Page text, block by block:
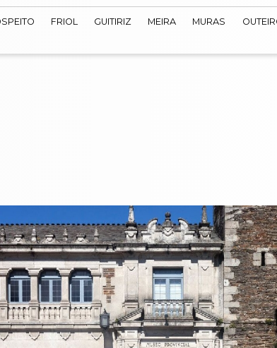
FRIOL GUITIRIZ MEIRA MURAS